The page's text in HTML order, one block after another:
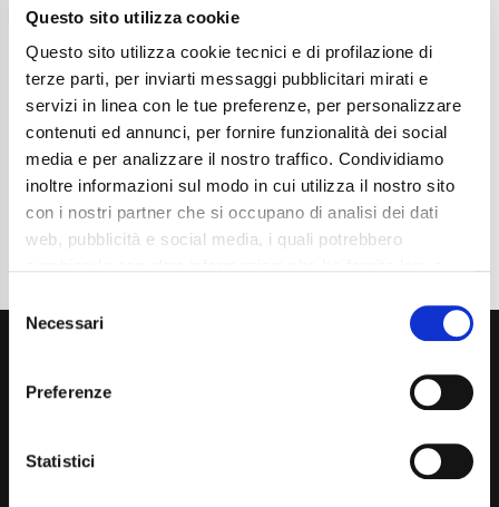
Questo sito utilizza cookie
Questo sito utilizza cookie tecnici e di profilazione di
terze parti, per inviarti messaggi pubblicitari mirati e
servizi in linea con le tue preferenze, per personalizzare
contenuti ed annunci, per fornire funzionalità dei social
media e per analizzare il nostro traffico. Condividiamo
inoltre informazioni sul modo in cui utilizza il nostro sito
con i nostri partner che si occupano di analisi dei dati
web, pubblicità e social media, i quali potrebbero
mera chiusura del banner non comporta l’accettazione
tutti” o selezionando le diverse categorie di cookies
Selection
Necessari
Preferenze
Statistici
Anni
Tipo Di Carburante
Benzina
Cambio
Automatico
Normativa Euro
Euro6d-ISC-FCM
Dettaglio